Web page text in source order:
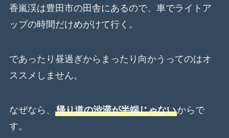
香嵐渓は豊田市の田舎にあるので、車でライトア
ップの時間だけめがけて行く。
であったり昼過ぎからまったり向かうってのはオ
ススメしません。
なぜなら、 帰り道の渋滞が半端じゃないからで
す。